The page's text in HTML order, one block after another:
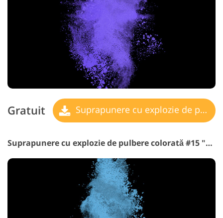
Gratuit Suprapunere cu explozie de pulbere
Suprapunere cu explozie de pulbere colorată #15 "Submersion"